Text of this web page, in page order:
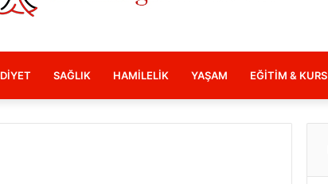
DIYET SAĞLIK HAMILELIK YAŞAM EĞITIM & KURS